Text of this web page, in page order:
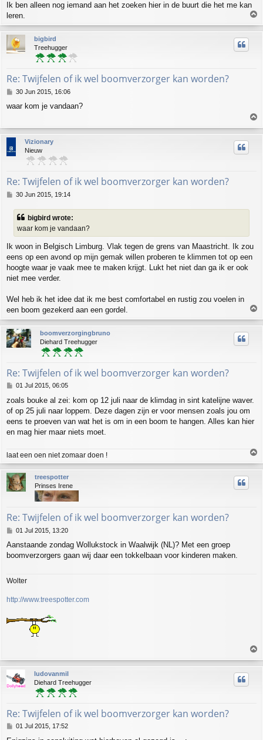
Ik ben alleen nog iemand aan het zoeken hier in de buurt die het me kan
leren.
o
p
bigbird
Treehugger
Re: Twijfelen of ik wel boomverzorger kan worden?
P
s
30 Jun 2015, 16:06
waar kom je vandaan?
o
p
Vizionary
Nieuw
Re: Twijfelen of ik wel boomverzorger kan worden?
P
s
30 Jun 2015, 19:14
bigbird wrote:
waar kom je vandaan?
Ik woon in Belgisch Limburg. Vlak tegen de grens van Maastricht. Ik zou
eens op een avond op mijn gemak willen proberen te klimmen tot op een
hoogte waar je vaak mee te maken krijgt. Lukt het niet dan ga ik er ook
niet mee verder.
Wel heb ik het idee dat ik me best comfortabel en rustig zou voelen in
een boom gezekerd aan een gordel.
p
boomverzorgingbruno
Diehard Treehugger
Re: Twijfelen of ik wel boomverzorger kan worden?
P
s
01 Jul 2015, 06:05
zoals bouke al zei: kom op 12 juli naar de klimdag in sint katelijne waver.
of op 25 juli naar loppem. Deze dagen zijn er voor mensen zoals jou om
eens te proeven van wat het is om in een boom te hangen. Alles kan hier
en mag hier maar niets moet.
laat een oen niet zomaar doen !
o
p
treespotter
Prinses Irene
Re: Twijfelen of ik wel boomverzorger kan worden?
P
s
t
01 Jul 2015, 13:20
Aanstaande zondag Wollukstock in Waalwijk (NL)? Met een groep
boomverzorgers gaan wij daar een tokkelbaan voor kinderen maken.
Wolter
http://www.treespotter.com
p
ludovanmil
Diehard Treehugger
Re: Twijfelen of ik wel boomverzorger kan worden?
P01 Jul 2015, 17:52